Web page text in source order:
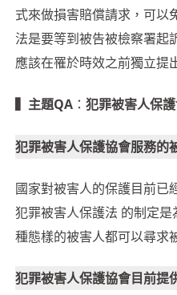
式來做損害賠償請求，可以
法是要等到被告被檢察署起
應該在罹於時效之前獨立提
▍主題QA： 犯罪被害人保
犯罪被害人保護協會服務的
國家對被害人的保護目前已
犯罪被害人保護法 的制定
種態樣的被害人都可以尋求
犯罪被害人保護協會目前提